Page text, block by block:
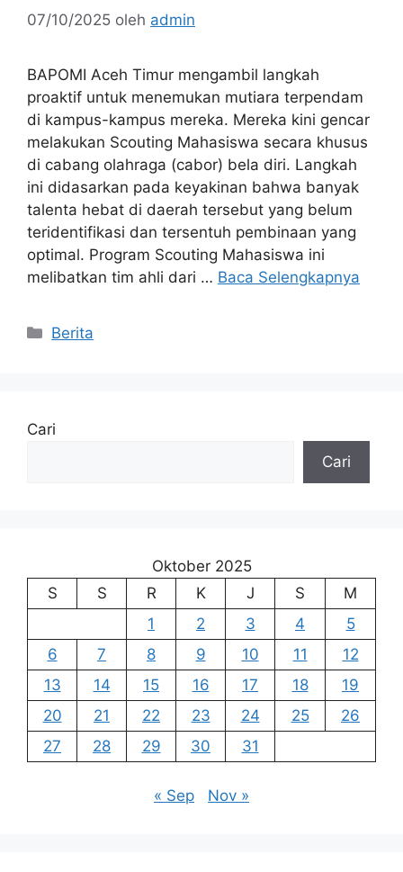
07/10/2025 oleh admin
BAPOMI Aceh Timur mengambil langkah
proaktif untuk menemukan mutiara terpendam
di kampus-kampus mereka. Mereka kini gencar
melakukan Scouting Mahasiswa secara khusus
di cabang olahraga (cabor) bela diri. Langkah
ini didasarkan pada keyakinan bahwa banyak
talenta hebat di daerah tersebut yang belum
teridentifikasi dan tersentuh pembinaan yang
optimal. Program Scouting Mahasiswa ini
melibatkan tim ahli dari … Baca Selengkapnya
Kategori
Berita
Cari
Cari
Oktober 2025
S
S R K J S
M
1
2 3 4
5
6
7 8 9 10 11
12
13
14 15 16 17 18
19
20
21 22 23 24 25
26
27
28 29 30 31
« Sep Nov »